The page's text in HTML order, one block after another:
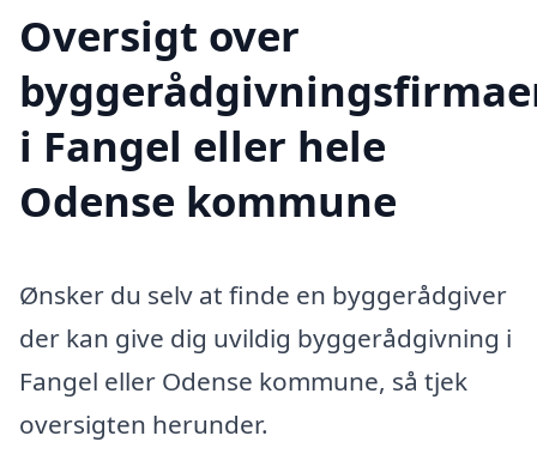
Oversigt over
i Fangel eller hele
Odense kommune
Ønsker du selv at finde en byggerådgiver
der kan give dig uvildig byggerådgivning i
Fangel eller Odense kommune, så tjek
oversigten herunder.